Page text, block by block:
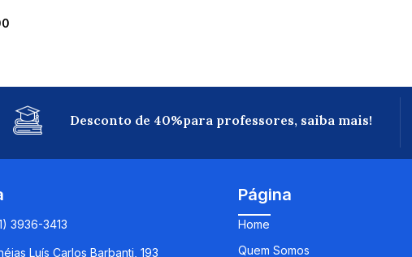
Desconto de 40%para professores, saiba mais!
3936-3413
Luís Carlos Barbanti, 193
Página
Home
Quem Somos